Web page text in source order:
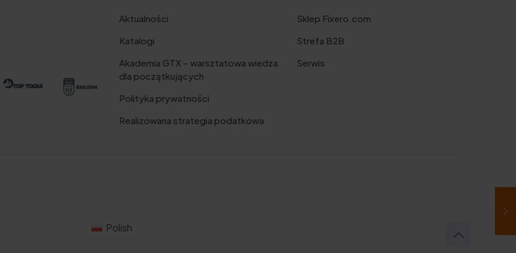
Aktualności
Katalogi
Akademia GTX – warsztatowa wiedza
dla początkujących
Polityka prywatności
Realizowana strategia podatkowa
Sklep Fixero.com
Strefa B2B
Serwis
Polish